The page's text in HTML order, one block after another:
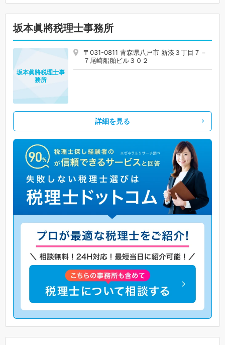
坂本眞將税理士事務所
〒031-0811 青森県八戸市 新湊３丁目７－
７尾崎船舶ビル３０２
坂本眞將税理士事
務所
詳細を見る